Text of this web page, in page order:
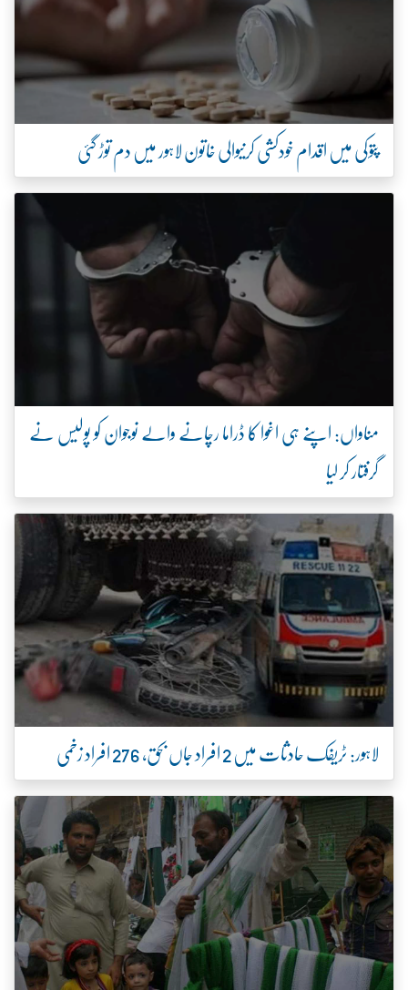
پتوکی میں اقدام خودکشی کرنیوالی خاتون لاہور میں دم توڑ گئی
مناواں: اپنے ہی اغوا کا ڈراما رچانے والے نوجوان کو پولیس نے
گرفتار کر لیا
لاہور: ٹریفک حادثات میں 2 افراد جاں بحق، 276 افراد زخمی